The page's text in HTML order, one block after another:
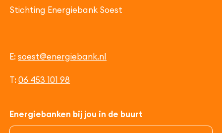
Stichting Energiebank Soest
E:soest@energiebank.nl
T:06 453 101 98
Energiebanken bij jou in de buurt